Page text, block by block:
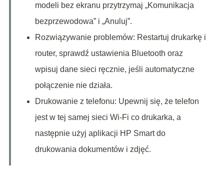
modeli bez ekranu przytrzymaj „Komunikacja
bezprzewodowa” i „Anuluj”.
Rozwiązywanie problemów: Restartuj drukarkę i
router, sprawdź ustawienia Bluetooth oraz
wpisuj dane sieci ręcznie, jeśli automatyczne
połączenie nie działa.
Drukowanie z telefonu: Upewnij się, że telefon
jest w tej samej sieci Wi-Fi co drukarka, a
następnie użyj aplikacji HP Smart do
drukowania dokumentów i zdjęć.